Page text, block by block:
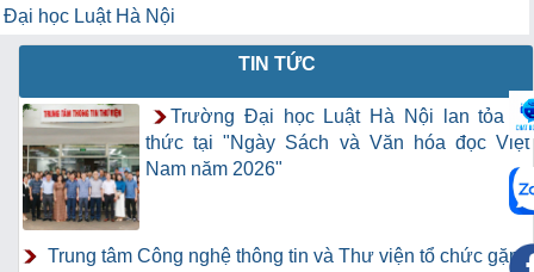
Đại học Luật Hà Nội
TIN TỨC
Trường Đại học Luật Hà Nội lan tỏa tri
thức tại "Ngày Sách và Văn hóa đọc Việt
Nam năm 2026"
Trung tâm Công nghệ thông tin và Thư viện tổ chức gặp